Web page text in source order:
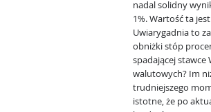
nadal solidny
1%. Wartość ta
Uwiarygadnia to
obniżki stóp
spadającej stawce
walutowych? Im
trudniejszego
istotne, że po